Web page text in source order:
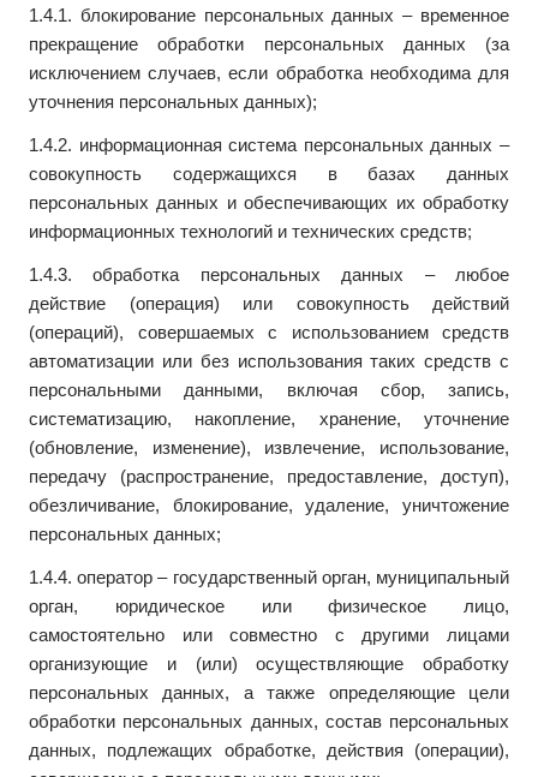
1.4.1. блокирование персональных данных – временное
прекращение обработки персональных данных (за
исключением случаев, если обработка необходима для
уточнения персональных данных);
1.4.2. информационная система персональных данных –
совокупность содержащихся в базах данных
персональных данных и обеспечивающих их обработку
информационных технологий и технических средств;
1.4.3. обработка персональных данных – любое
действие (операция) или совокупность действий
(операций), совершаемых с использованием средств
автоматизации или без использования таких средств с
персональными данными, включая сбор, запись,
систематизацию, накопление, хранение, уточнение
(обновление, изменение), извлечение, использование,
передачу (распространение, предоставление, доступ),
обезличивание, блокирование, удаление, уничтожение
персональных данных;
1.4.4. оператор – государственный орган, муниципальный
орган, юридическое или физическое лицо,
самостоятельно или совместно с другими лицами
организующие и (или) осуществляющие обработку
персональных данных, а также определяющие цели
обработки персональных данных, состав персональных
данных, подлежащих обработке, действия (операции),